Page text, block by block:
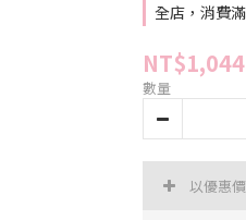
全店，消費
NT$1,044
數量
以優惠